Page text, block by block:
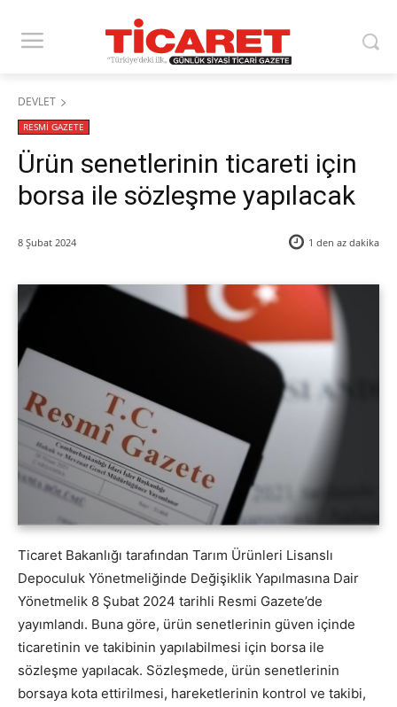
DEVLET
RESMİ GAZETE
Ürün senetlerinin ticareti için
borsa ile sözleşme yapılacak
8 Şubat 2024 1 den az dakika
Ticaret Bakanlığı tarafından Tarım Ürünleri Lisanslı
Depoculuk Yönetmeliğinde Değişiklik Yapılmasına Dair
Yönetmelik 8 Şubat 2024 tarihli Resmi Gazete’de
yayımlandı. Buna göre, ürün senetlerinin güven içinde
ticaretinin ve takibinin yapılabilmesi için borsa ile
sözleşme yapılacak. Sözleşmede, ürün senetlerinin
borsaya kota ettirilmesi, hareketlerinin kontrol ve takibi,